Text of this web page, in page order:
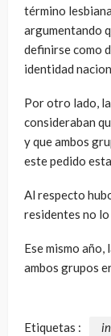
término
argumentando
definirse como
identidad
Por otro lado,
consideraban
y que ambos
este pedido
Al respecto
residentes no
Ese mismo año,
ambos grupos
Etiquetas :